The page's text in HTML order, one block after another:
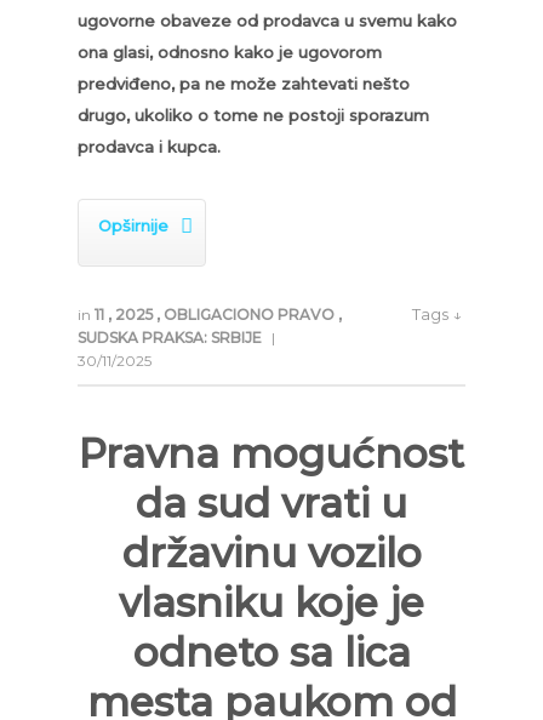
ugovorne obaveze od prodavca u svemu kako
ona glasi, odnosno kako je ugovorom
predviđeno, pa ne može zahtevati nešto
drugo, ukoliko o tome ne postoji sporazum
prodavca i kupca.
Opširnije 
in 11 , 2025 , OBLIGACIONO PRAVO ,
SUDSKA PRAKSA: SRBIJE |
30/11/2025
Tags ↓
Pravna mogućnost
da sud vrati u
državinu vozilo
vlasniku koje je
odneto sa lica
mesta paukom od